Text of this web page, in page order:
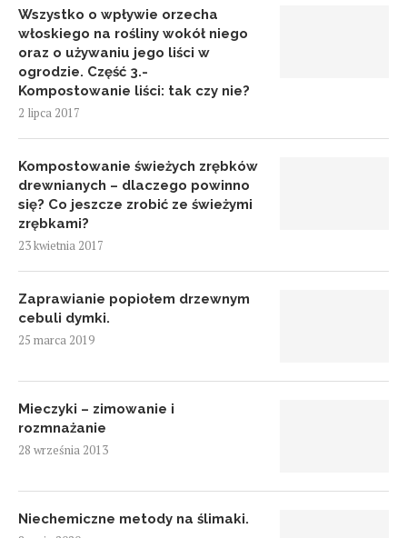
Wszystko o wpływie orzecha
włoskiego na rośliny wokół niego
oraz o używaniu jego liści w
ogrodzie. Część 3.-
Kompostowanie liści: tak czy nie?
2 lipca 2017
Kompostowanie świeżych zrębków
drewnianych – dlaczego powinno
się? Co jeszcze zrobić ze świeżymi
zrębkami?
23 kwietnia 2017
Zaprawianie popiołem drzewnym
cebuli dymki.
25 marca 2019
Mieczyki – zimowanie i
rozmnażanie
28 września 2013
Niechemiczne metody na ślimaki.